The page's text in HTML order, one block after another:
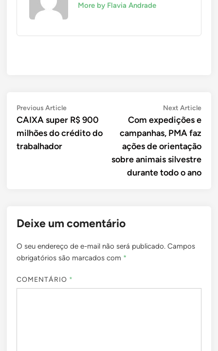
More by Flavia Andrade
Navegação
de
Post
Previous ArticlePrevious
article:
CAIXA super R$ 900
milhões do crédito do
trabalhador
Next ArticleNext
Com expedições e
campanhas, PMA faz
ações de orientação
sobre animais silvestre
durante todo o ano
Deixe um comentário
O seu endereço de e-mail não será publicado. Campos
obrigatórios são marcados com *
COMENTÁRIO *